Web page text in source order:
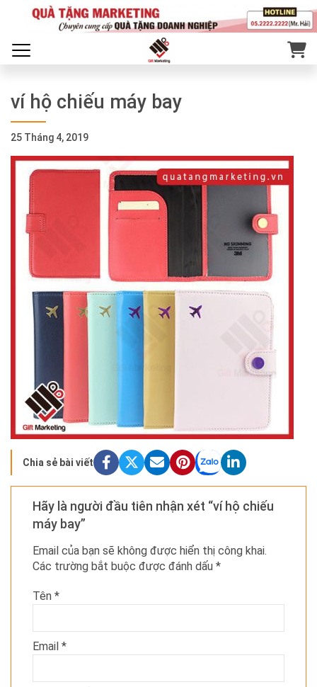
ví hộ chiếu máy bay
25 Tháng 4, 2019
Chia sẻ bài viết
Hãy là người đầu tiên nhận xét “ví hộ chiếu
máy bay”
Email của bạn sẽ không được hiển thị công khai.
Các trường bắt buộc được đánh dấu *
Tên *
Email *